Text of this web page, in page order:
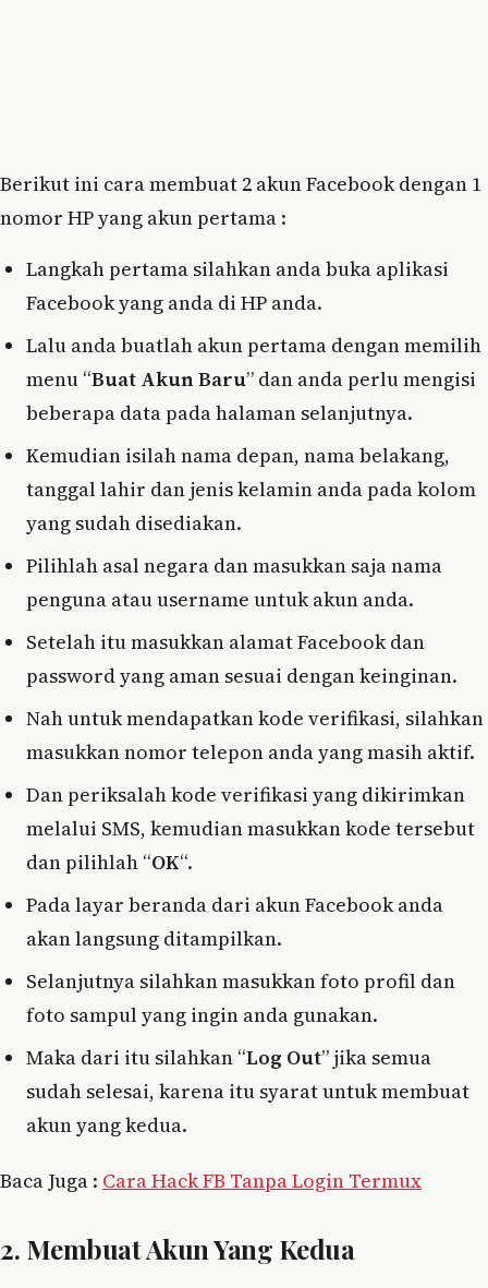
Berikut ini cara membuat 2 akun Facebook dengan 1
nomor HP yang akun pertama :
Langkah pertama silahkan anda buka aplikasi
Facebook yang anda di HP anda.
Lalu anda buatlah akun pertama dengan memilih
menu “Buat Akun Baru” dan anda perlu mengisi
beberapa data pada halaman selanjutnya.
Kemudian isilah nama depan, nama belakang,
tanggal lahir dan jenis kelamin anda pada kolom
yang sudah disediakan.
Pilihlah asal negara dan masukkan saja nama
penguna atau username untuk akun anda.
Setelah itu masukkan alamat Facebook dan
password yang aman sesuai dengan keinginan.
Nah untuk mendapatkan kode verifikasi, silahkan
masukkan nomor telepon anda yang masih aktif.
Dan periksalah kode verifikasi yang dikirimkan
melalui SMS, kemudian masukkan kode tersebut
dan pilihlah “OK“.
Pada layar beranda dari akun Facebook anda
akan langsung ditampilkan.
Selanjutnya silahkan masukkan foto profil dan
foto sampul yang ingin anda gunakan.
Maka dari itu silahkan “Log Out” jika semua
sudah selesai, karena itu syarat untuk membuat
akun yang kedua.
Baca Juga : Cara Hack FB Tanpa Login Termux
2. Membuat Akun Yang Kedua